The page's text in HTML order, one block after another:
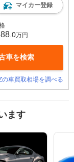
マイカー登録
.0万円
車を検索
の車買取相場を調べる
ます